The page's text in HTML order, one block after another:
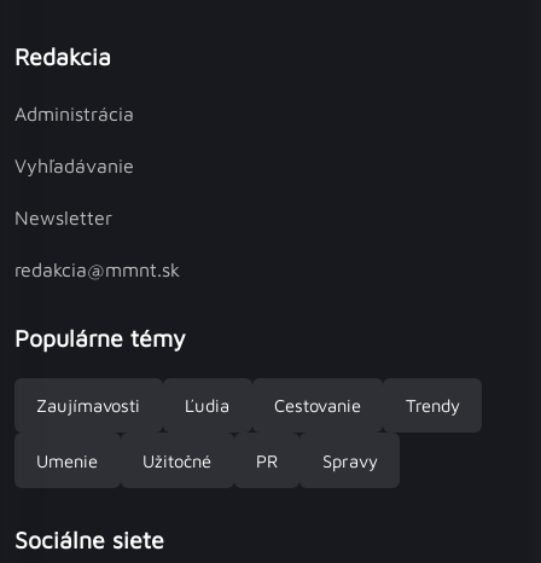
Redakcia
Administrácia
Vyhľadávanie
Newsletter
redakcia@mmnt.sk
Populárne témy
Zaujímavosti Ľudia Cestovanie Trendy
Umenie Užitočné PR Spravy
Sociálne siete